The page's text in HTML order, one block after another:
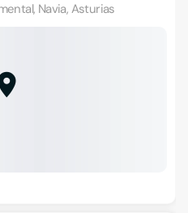
Navia, Asturias